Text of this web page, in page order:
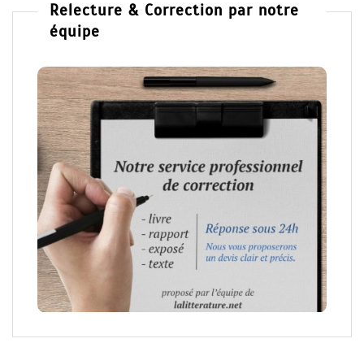
Relecture & Correction par notre
équipe